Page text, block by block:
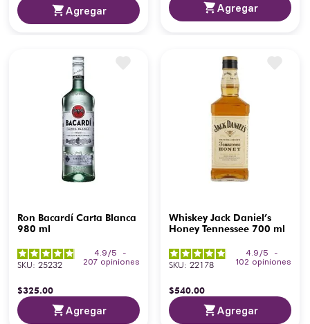
Agregar Agregar
Ron Bacardí Carta Blanca
980 ml
4.9 /5
-
207 opiniones
SKU: 25232
$325.00
Agregar
Whiskey Jack Daniel’s
Honey Tennessee 700 ml
4.9 /5
-
102 opiniones
SKU: 22178
$540.00
Agregar